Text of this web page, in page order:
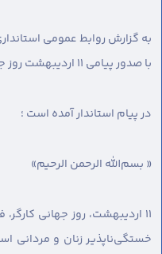
به گزارش روابط عمومی
با صدور پیامی ۱۱ اردیبهشت روز جهانی کارگر را تبریک گفت.
در پیام استاندار آمده است ؛
« بسم‌الله الرحمن الرحیم»
۱۱ اردیبهشت، روز جهانی
خستگی‌ناپذیر زنان و مردانی